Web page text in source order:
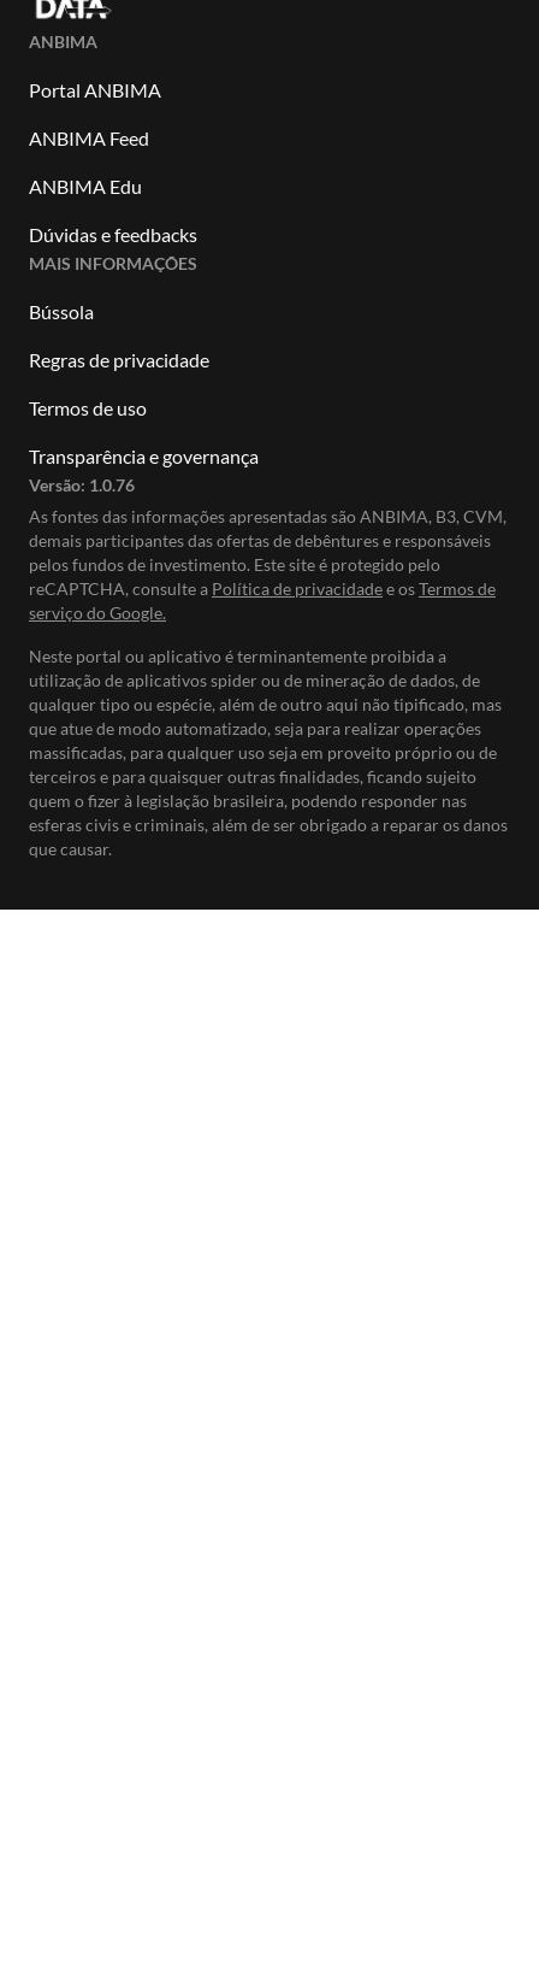
ANBIMA
Portal ANBIMA
ANBIMA Feed
ANBIMA Edu
Dúvidas e feedbacks
MAIS INFORMAÇÕES
Bússola
Regras de privacidade
Termos de uso
Transparência e governança
Versão: 1.0.76
As fontes das informações apresentadas são ANBIMA, B3, CVM,
demais participantes das ofertas de debêntures e responsáveis
pelos fundos de investimento. Este site é protegido pelo
reCAPTCHA, consulte a Política de privacidadee osTermos de
serviço do Google.
Neste portal ou aplicativo é terminantemente proibida a
utilização de aplicativos spider ou de mineração de dados, de
qualquer tipo ou espécie, além de outro aqui não tipificado, mas
que atue de modo automatizado, seja para realizar operações
massificadas, para qualquer uso seja em proveito próprio ou de
terceiros e para quaisquer outras finalidades, ficando sujeito
quem o fizer à legislação brasileira, podendo responder nas
esferas civis e criminais, além de ser obrigado a reparar os danos
que causar.